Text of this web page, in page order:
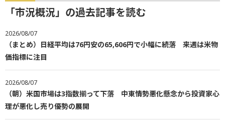
「市況概況」の過去記事を読む
2026/08/07
（まとめ）日経平均は76円安の65,606円で小幅に続落 来週は米物
価指標に注目
2026/08/07
（朝）米国市場は3指数揃って下落 中東情勢悪化懸念から投資家心
理が悪化し売り優勢の展開